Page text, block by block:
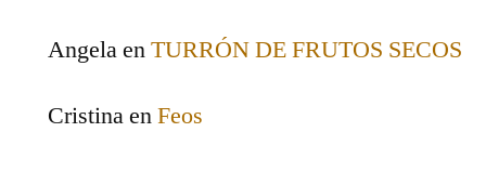
AngelaenTURRÓN DE FRUTOS SECOS
CristinaenFeos